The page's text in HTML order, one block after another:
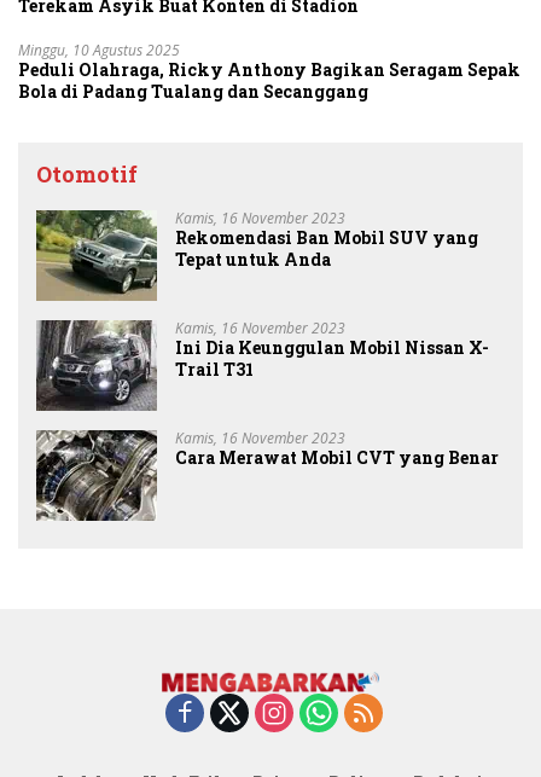
Terekam Asyik Buat Konten di Stadion
Minggu, 10 Agustus 2025
Peduli Olahraga, Ricky Anthony Bagikan Seragam Sepak
Bola di Padang Tualang dan Secanggang
Otomotif
Kamis, 16 November 2023
Rekomendasi Ban Mobil SUV yang
Tepat untuk Anda
Kamis, 16 November 2023
Ini Dia Keunggulan Mobil Nissan X-
Trail T31
Kamis, 16 November 2023
Cara Merawat Mobil CVT yang Benar